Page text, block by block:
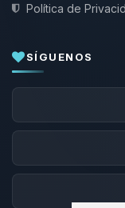
Política de
SÍGUENOS